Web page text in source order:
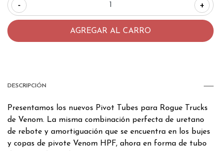
- +
DESCRIPCIÓN
Presentamos los nuevos Pivot Tubes para Rogue Trucks
de Venom. La misma combinación perfecta de uretano
de rebote y amortiguación que se encuentra en los bujes
y copas de pivote Venom HPF, ahora en forma de tubo